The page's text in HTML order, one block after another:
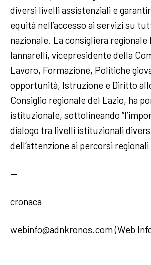
diversi livelli assistenziali e
equità nell’accesso ai servizi su
nazionale. La consigliera regionale
Iannarelli, vicepresidente della
Lavoro, Formazione, Politiche
opportunità, Istruzione e Diritto
Consiglio regionale del Lazio, ha
istituzionale, sottolineando
dialogo tra livelli istituzionali
dell’attenzione ai percorsi
—
cronaca
webinfo@adnkronos.com (Web